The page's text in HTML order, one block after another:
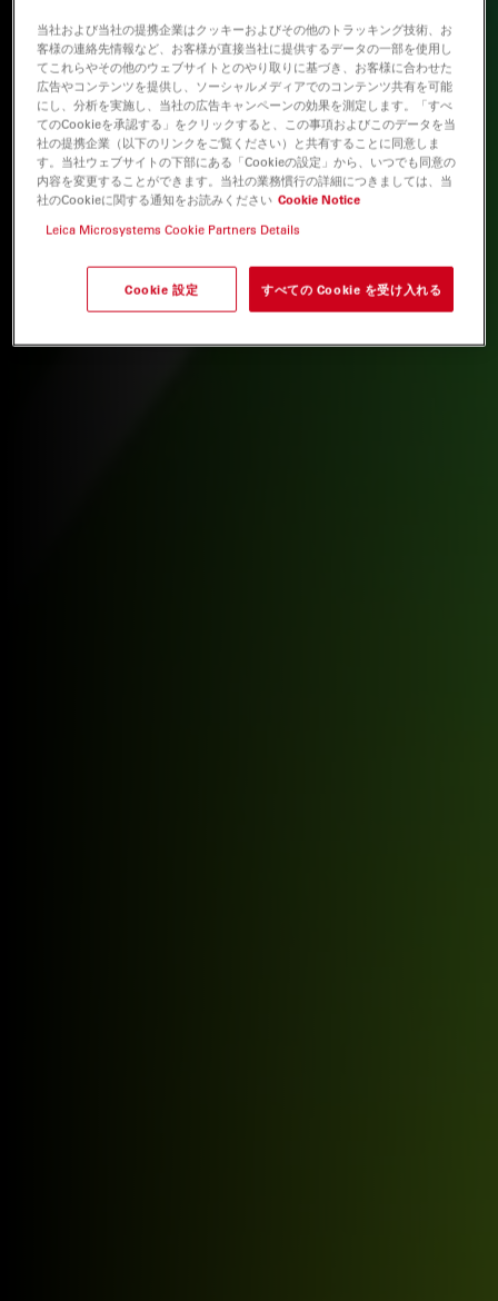
当社および当社の提携企業はクッキーおよびその他のトラッキング技術、お
客様の連絡先情報など、お客様が直接当社に提供するデータの一部を使用し
てこれらやその他のウェブサイトとのやり取りに基づき、お客様に合わせた
広告やコンテンツを提供し、ソーシャルメディアでのコンテンツ共有を可能
にし、分析を実施し、当社の広告キャンペーンの効果を測定します。「すべ
てのCookieを承認する」をクリックすると、この事項およびこのデータを当
社の提携企業（以下のリンクをご覧ください）と共有することに同意しま
す。当社ウェブサイトの下部にある「Cookieの設定」から、いつでも同意の
内容を変更することができます。当社の業務慣行の詳細につきましては、当
社のCookieに関する通知をお読みください Cookie Notice
Leica Microsystems Cookie Partners Details
Cookie 設定 すべての Cookie を受け入れる